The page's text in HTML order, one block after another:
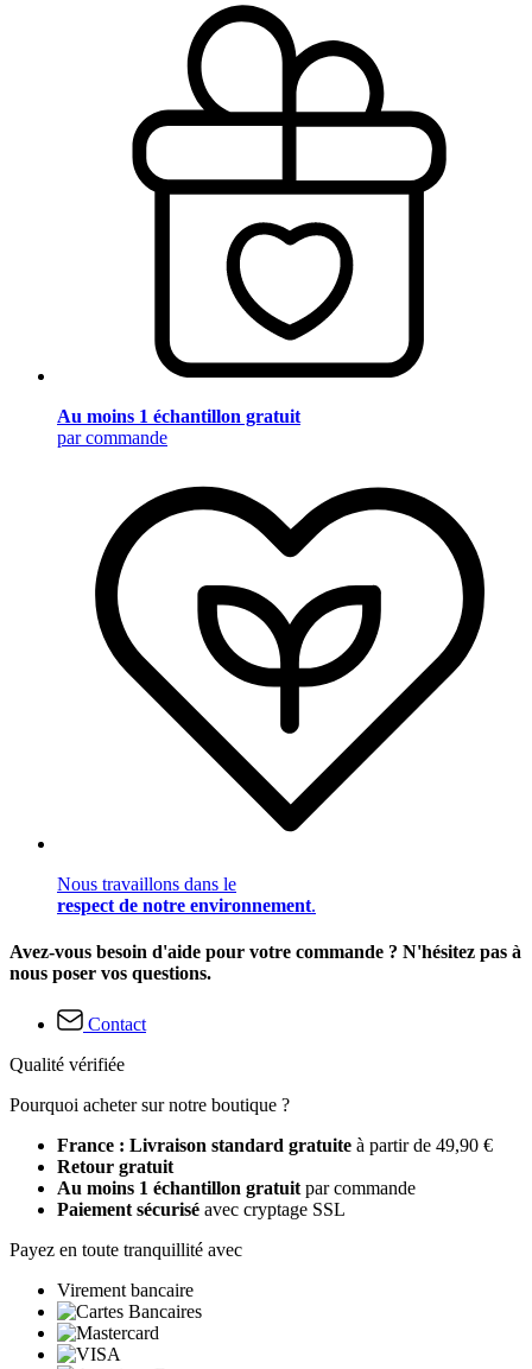
Au moins 1 échantillon gratuit
par commande
Nous travaillons dans le
respect de notre environnement.
Avez-vous besoin d'aide pour votre commande ? N'hésitez pas à
nous poser vos questions.
Contact
Qualité vérifiée
Pourquoi acheter sur notre boutique ?
France : Livraison standard gratuite à partir de 49,90 €
Retour gratuit
Au moins 1 échantillon gratuit par commande
Paiement sécurisé avec cryptage SSL
Payez en toute tranquillité avec
Virement bancaire